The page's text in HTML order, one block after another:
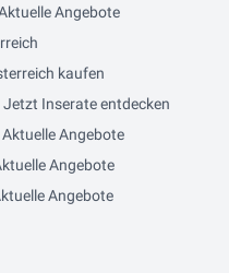
Angebote
kaufen
Inserate entdecken
Angebote
Angebote
Angebote